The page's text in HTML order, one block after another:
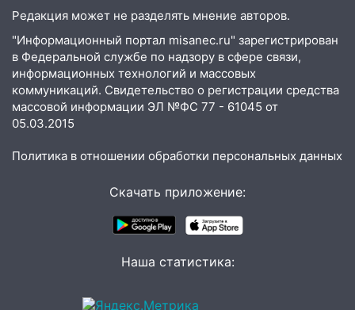
13:08
Ураган ударил по Ульяновску:
сорванные крыши, поваленные деревья,
затопленные улицы и остановившиеся
трамваи
12:17 Ульяновск накрыл крупный град:
после ливня город снова уходит под
воду
12:12
Прокуратура взяла на контроль
Пьяная женщина сбила
Федерации: возбуждено уголовное дело
Редакция может не разделять мнение авторов.
"Информационный портал misanec.ru" зарегистрирован
в Федеральной службе по надзору в сфере связи,
информационных технологий и массовых
коммуникаций. Свидетельство о регистрации средства
массовой информации ЭЛ №ФС 77 - 61045 от
05.03.2015
Политика в отношении обработки персональных данных
Скачать приложение:
Наша статистика: